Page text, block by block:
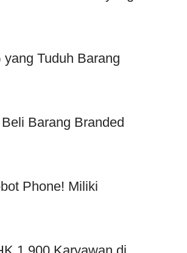
Tuduh Barang
Barang Branded
Phone! Miliki